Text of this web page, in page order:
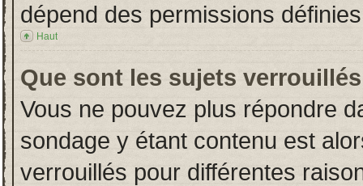
dépend des permissions
Haut
Que sont les sujets
Vous ne pouvez plus répondre
sondage y étant contenu est
verrouillés pour différentes